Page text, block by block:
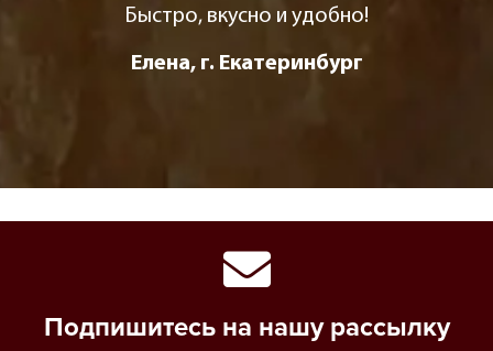
Быстро, вкусно и удобно!
Елена, г. Екатеринбург
Подпишитесь на нашу рассылку